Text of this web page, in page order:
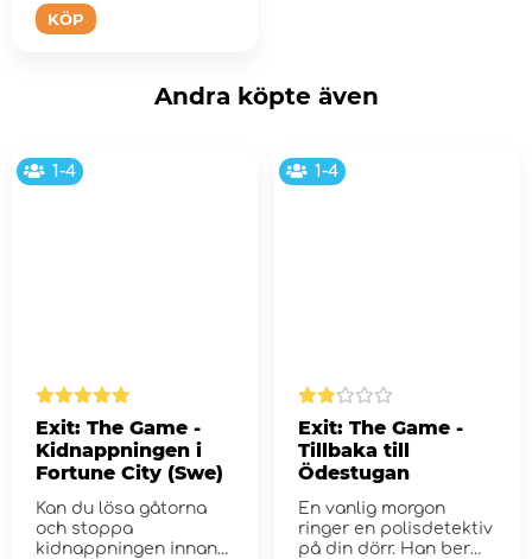
KÖP
Andra köpte även
1-4
Exit: The Game -
Kidnappningen i
Fortune City (Swe)
Kan du lösa gåtorna
och stoppa
kidnappningen innan
1-4
Exit: The Game -
Tillbaka till
Ödestugan
En vanlig morgon
ringer en polisdetektiv
på din dörr. Han ber